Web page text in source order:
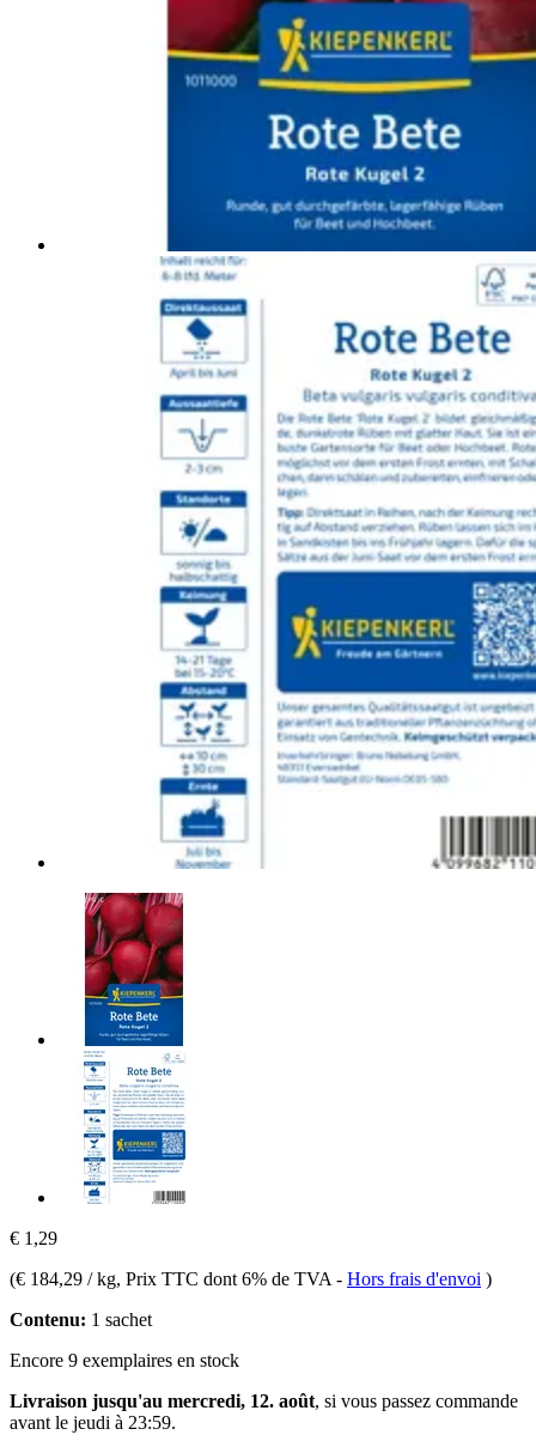
€ 1,29
(€ 184,29 / kg, Prix TTC dont 6% de TVA - Hors frais d'envoi )
Contenu: 1 sachet
Encore 9 exemplaires en stock
Livraison jusqu'au mercredi, 12. août, si vous passez commande
avant le jeudi à 23:59.